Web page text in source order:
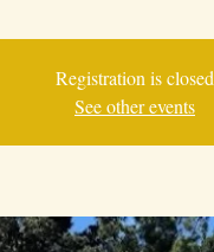
Registration is closed
See other events